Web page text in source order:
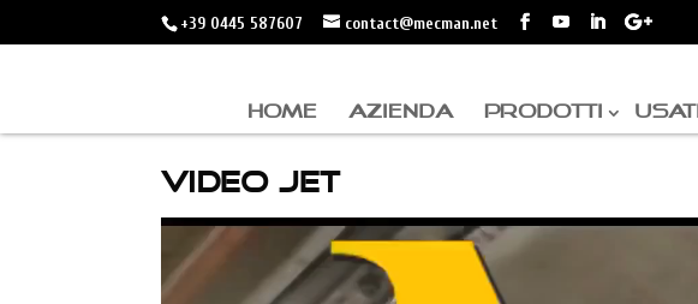
+39 0445 587607 contact@mecman.net
HOME AZIENDA PRODOTTI USATI
VIDEO JET